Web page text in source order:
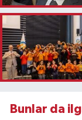
Bunlar da